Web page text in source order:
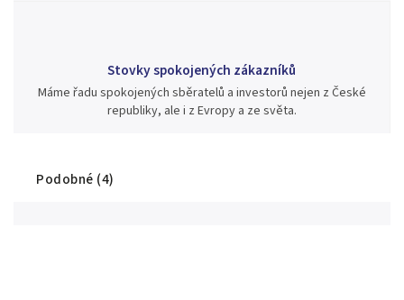
Stovky spokojených zákazníků
Máme řadu spokojených sběratelů a investorů nejen z České
republiky, ale i z Evropy a ze světa.
Podobné (4)